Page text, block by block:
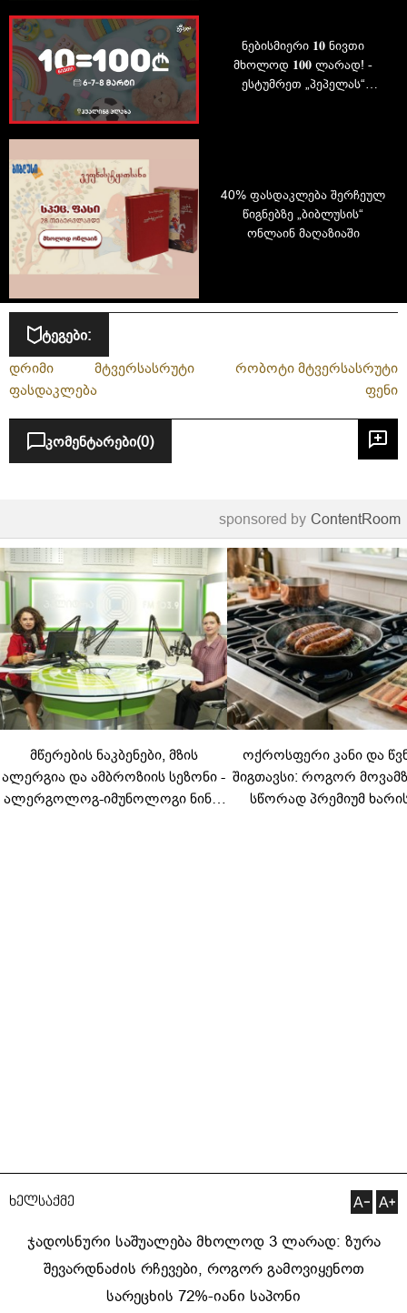
ნებისმიერი 𝟏𝟎 ნივთი
მხოლოდ 𝟏𝟎𝟎 ლარად! -
ესტუმრეთ „პეპელას“
40% ფასდაკლება შერჩეულ
წიგნებზე „ბიბლუსის“
ონლაინ მაღაზიაში
ტეგები:
დრიმი მტვერსასრუტი
რობოტი მტვერსასრუტი
ფასდაკლება
ფენი
კომენტარები(0)
sponsored by ContentRoom
მწერების ნაკბენები, მზის
ალერგია და ამბროზიის სეზონი -
ალერგოლოგ-იმუნოლოგი ნინო
ოქროსფერი კანი და
შიგთავსი: როგორ
სწორად პრემიუმ
ხელსაქმე
ჯადოსნური საშუალება მხოლოდ 3 ლარად: ზურა
შევარდნაძის რჩევები, როგორ გამოვიყენოთ
სარეცხის 72%-იანი საპონი